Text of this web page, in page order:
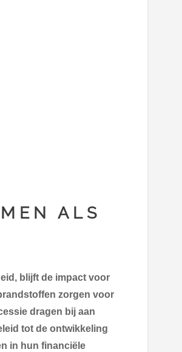
ALS
blijft de impact voor
zorgen voor
dragen bij aan
tot de ontwikkeling
in hun financiële